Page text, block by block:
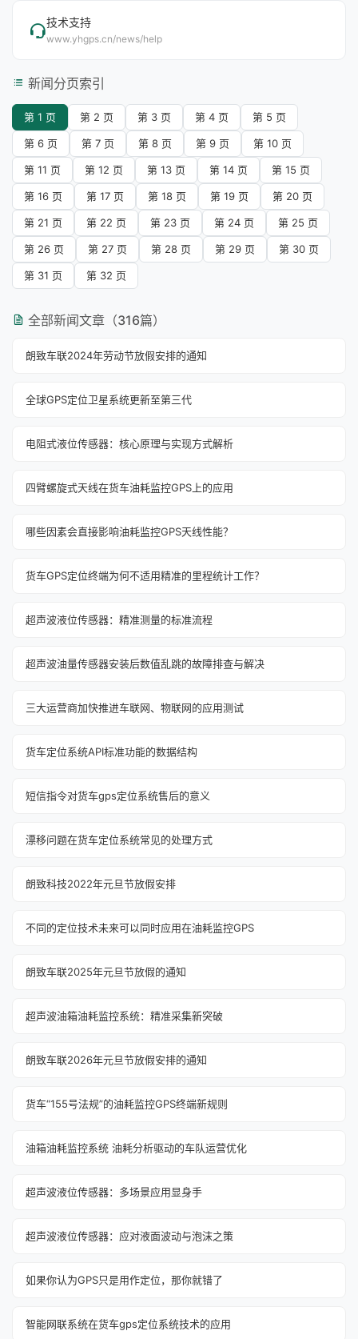
技术支持
www.yhgps.cn/news/help
新闻分页索引
第 1 页 第 2 页 第 3 页 第 4 页 第 5 页
第 6 页 第 7 页 第 8 页 第 9 页 第 10 页
第 11 页 第 12 页 第 13 页 第 14 页 第 15 页
第 16 页 第 17 页 第 18 页 第 19 页 第 20 页
第 21 页 第 22 页 第 23 页 第 24 页 第 25 页
第 26 页 第 27 页 第 28 页 第 29 页 第 30 页
第 31 页 第 32 页
全部新闻文章（316篇）
朗致车联2024年劳动节放假安排的通知
全球GPS定位卫星系统更新至第三代
电阻式液位传感器：核心原理与实现方式解析
四臂螺旋式天线在货车油耗监控GPS上的应用
哪些因素会直接影响油耗监控GPS天线性能？
货车GPS定位终端为何不适用精准的里程统计工作？
超声波液位传感器：精准测量的标准流程
超声波油量传感器安装后数值乱跳的故障排查与解决
三大运营商加快推进车联网、物联网的应用测试
货车定位系统API标准功能的数据结构
短信指令对货车gps定位系统售后的意义
漂移问题在货车定位系统常见的处理方式
朗致科技2022年元旦节放假安排
不同的定位技术未来可以同时应用在油耗监控GPS
朗致车联2025年元旦节放假的通知
超声波油箱油耗监控系统：精准采集新突破
朗致车联2026年元旦节放假安排的通知‌
货车“155号法规”的油耗监控GPS终端新规则
油箱油耗监控系统 油耗分析驱动的车队运营优化
超声波液位传感器：多场景应用显身手
超声波液位传感器：应对液面波动与泡沫之策
如果你认为GPS只是用作定位，那你就错了
智能网联系统在货车gps定位系统技术的应用